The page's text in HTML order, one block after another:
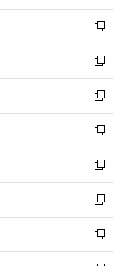
ウ
で
開
く
ン
ド
ウ
で
開
く
新
し
い
ウ
ィ
ン
ド
ウ
で
開
く
新
し
い
ウ
ィ
ン
ド
ウ
で
開
く
新
し
い
ウ
ィ
ン
ド
ウ
で
開
新
し
い
ウ
ィ
ン
ド
ウ
新
し
い
ウ
ィ
ン
新
し
い
ウ
新
し